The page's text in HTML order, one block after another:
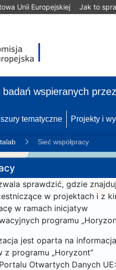
Unii Europejskiej Jak to
wspieranych
tematyczne Projekty i
Sieć współpracy
sprawdzić, gdzie
w projektach i z
w ramach inicjatyw
programu
jest oparta na
programu „Horyzont”
Otwartych Danych UE:
192